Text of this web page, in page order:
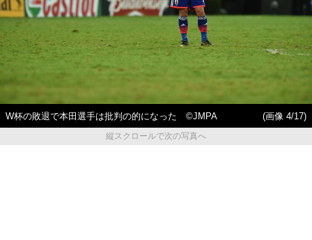
W杯の敗退で本田選手は批判の的になった ©JMPA
(画像 4/17)
縦スクロールで次の写真へ